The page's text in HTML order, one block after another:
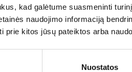
kad galėtume suasmeninti
naudojimo informaciją
prie kitos jūsų pateiktos arba
Nuostatos